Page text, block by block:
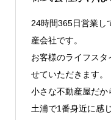
24時間365日営業し
産会社です。
お客様のライフスタ
せていただきます。
小さな不動産屋だか
土浦で1番身近に感